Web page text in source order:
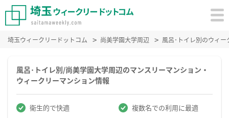
埼玉ウィークリードットコム 尚美学園大学周辺 風呂･トイレ別のウィ
風呂･トイレ別/尚美学園大学周辺のマンスリーマンション・
ウィークリーマンション情報
衛生的で快適 複数名での利用に最適